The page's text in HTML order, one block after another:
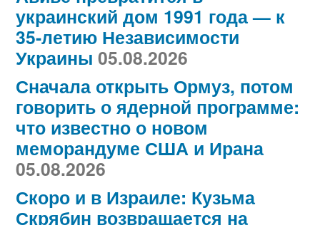
украинский дом 1991 года — к
35-летию Независимости
Украины 05.08.2026
Сначала открыть Ормуз, потом
говорить о ядерной программе:
что известно о новом
меморандуме США и Ирана
05.08.2026
Скоро и в Израиле: Кузьма
Скрябин возвращается на